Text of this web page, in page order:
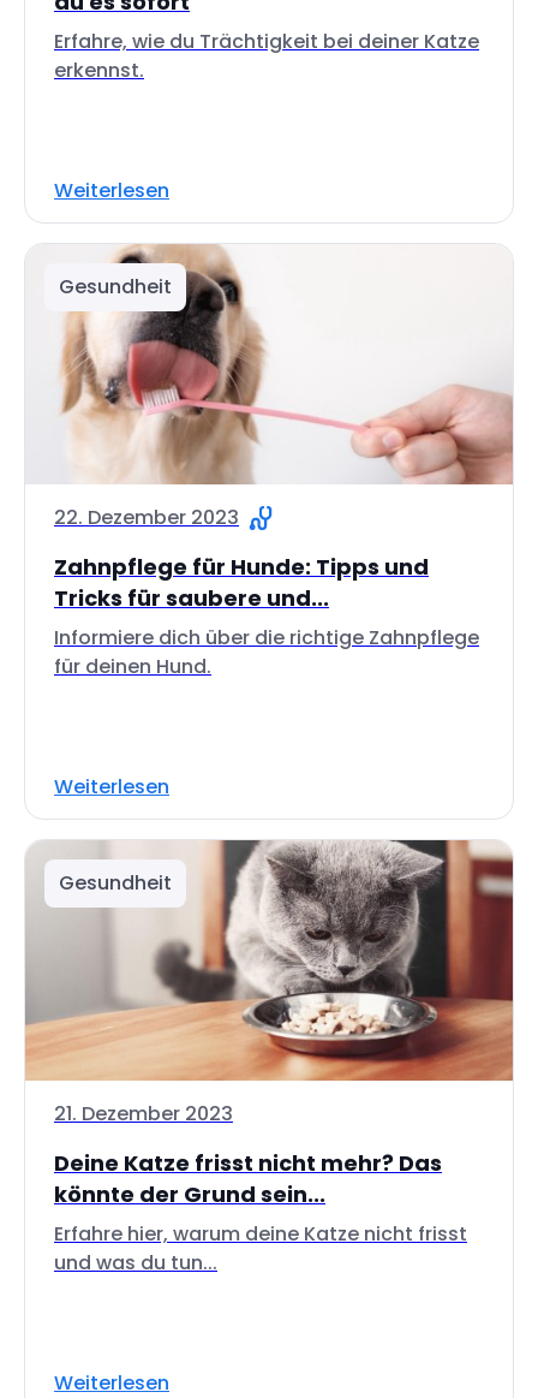
Erfahre, wie du Trächtigkeit bei deiner Katze
erkennst.
Weiterlesen
Gesundheit
22. Dezember 2023
Zahnpflege für Hunde: Tipps und
Tricks für saubere und...
Informiere dich über die richtige Zahnpflege
für deinen Hund.
Weiterlesen
Gesundheit
21. Dezember 2023
Deine Katze frisst nicht mehr? Das
könnte der Grund sein...
Erfahre hier, warum deine Katze nicht frisst
und was du tun...
Weiterlesen